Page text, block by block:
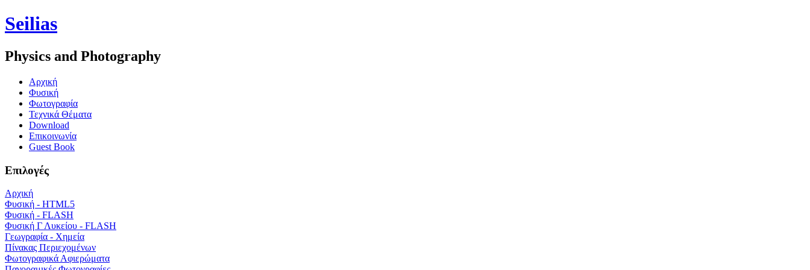
Seilias
Physics and Photography
Aρχική
Φυσική
Φωτογραφία
Τεχνικά Θέματα
Download
Επικοινωνία
Guest Book
Επιλογές
Αρχική
Φυσική - HTML5
Φυσική - FLASH
Φυσική Γ Λυκείου - FLASH
Γεωγραφία - Χημεία
Πίνακας Περιεχομένων
Φωτογραφικά Αφιερώματα